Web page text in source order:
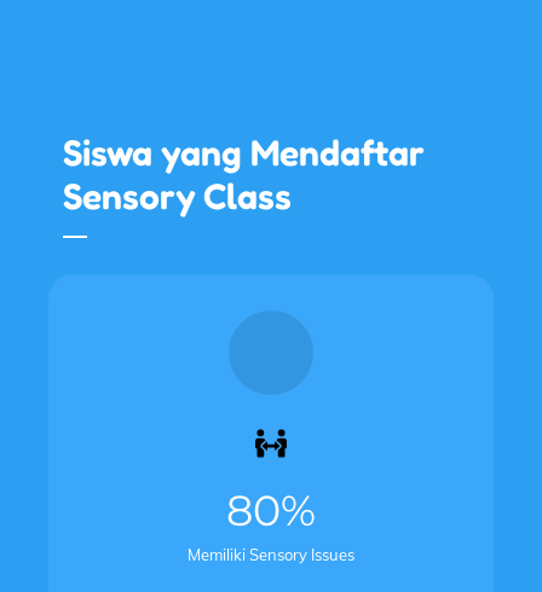
Siswa yang Mendaftar
Sensory Class
80%
Memiliki Sensory Issues